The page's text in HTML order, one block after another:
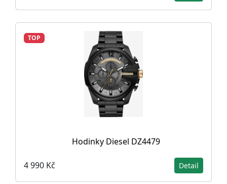
TOP
Hodinky Diesel DZ4479
4 990 Kč Detail